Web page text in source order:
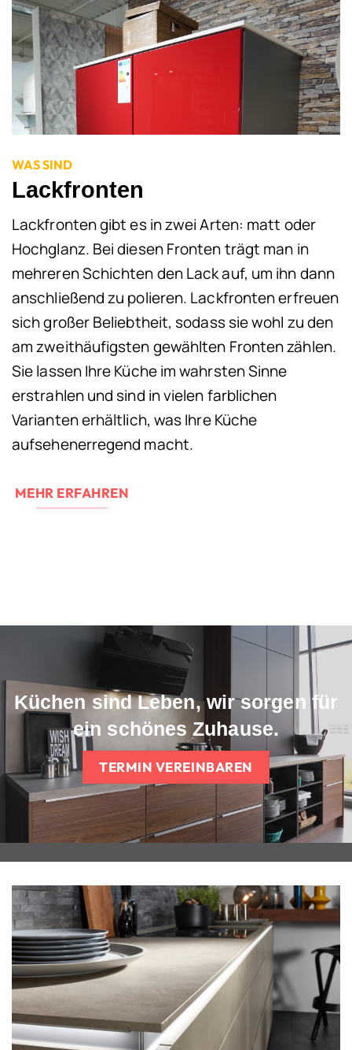
WAS SIND
Lackfronten
Lackfronten gibt es in zwei Arten: matt oder
Hochglanz. Bei diesen Fronten trägt man in
mehreren Schichten den Lack auf, um ihn dann
anschließend zu polieren. Lackfronten erfreuen
sich großer Beliebtheit, sodass sie wohl zu den
am zweithäufigsten gewählten Fronten zählen.
Sie lassen Ihre Küche im wahrsten Sinne
erstrahlen und sind in vielen farblichen
Varianten erhältlich, was Ihre Küche
aufsehenerregend macht.
MEHR ERFAHREN
Küchen sind Leben, wir sorgen für
ein schönes Zuhause.
TERMIN VEREINBAREN